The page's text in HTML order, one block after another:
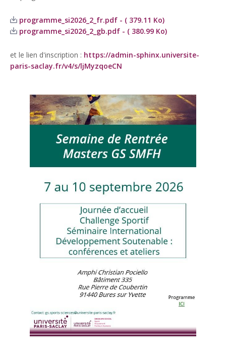
programme_si2026_2_fr.pdf - ( 379.11 Ko)
programme_si2026_2_gb.pdf - ( 380.99 Ko)
et le lien d'inscription : https://admin-sphinx.universite-
paris-saclay.fr/v4/s/ljMyzqoeCN